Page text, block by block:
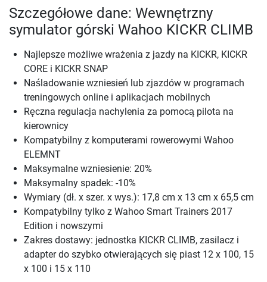
Szczegółowe dane: Wewnętrzny
symulator górski Wahoo KICKR CLIMB
Najlepsze możliwe wrażenia z jazdy na KICKR, KICKR
CORE i KICKR SNAP
Naśladowanie wzniesień lub zjazdów w programach
treningowych online i aplikacjach mobilnych
Ręczna regulacja nachylenia za pomocą pilota na
kierownicy
Kompatybilny z komputerami rowerowymi Wahoo
ELEMNT
Maksymalne wzniesienie: 20%
Maksymalny spadek: -10%
Wymiary (dł. x szer. x wys.): 17,8 cm x 13 cm x 65,5 cm
Kompatybilny tylko z Wahoo Smart Trainers 2017
Edition i nowszymi
Zakres dostawy: jednostka KICKR CLIMB, zasilacz i
adapter do szybko otwierających się piast 12 x 100, 15
x 100 i 15 x 110